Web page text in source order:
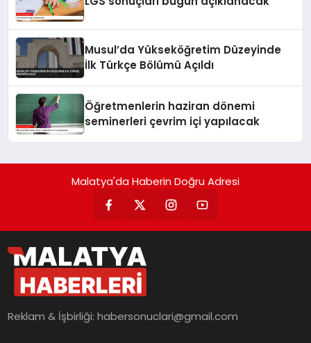
Musul’da Yükseköğretim Düzeyinde
İlk Türkçe Bölümü Açıldı
Öğretmenlerin haziran dönemi
seminerleri çevrim içi yapılacak
Malatya'da Haberin Doğru Adresi
Reklam & İşbirliği:habersonuclari@gmail.com